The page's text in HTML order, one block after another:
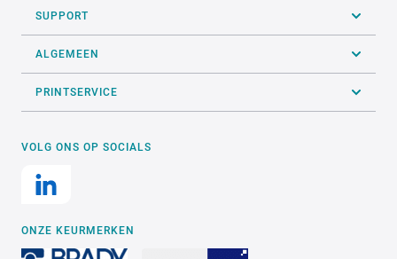
SUPPORT
ALGEMEEN
PRINTSERVICE
VOLG ONS OP SOCIALS
ONZE KEURMERKEN